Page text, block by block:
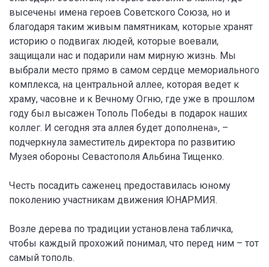
высечены имена героев Советского Союза, но и
благодаря таким живым памятникам, которые хранят
историю о подвигах людей, которые воевали,
защищали нас и подарили нам мирную жизнь. Мы
выбрали место прямо в самом сердце мемориального
комплекса, на центральной аллее, которая ведет к
храму, часовне и к Вечному Огню, где уже в прошлом
году был высажен Тополь Победы в подарок наших
коллег. И сегодня эта аллея будет дополнена», –
подчеркнула заместитель директора по развитию
Музея обороны Севастополя Альбина Тищенко.
Честь посадить саженец предоставилась юному
поколению участникам движения ЮНАРМИЯ.
Возле дерева по традиции установлена табличка,
чтобы каждый прохожий понимал, что перед ним – тот
самый тополь.